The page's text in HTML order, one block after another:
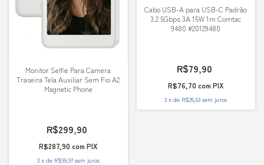
Monitor Selfie Para Camera
Traseira Tela Auxiliar Sem Fio A2
Magnetic Phone
R$299,90
R$287,90 com PIX
3 x de R$99,97 sem juros
Cabo USB-A para USB-C Padrão
3.2 5Gbps 3A 15W 1m Comtac
9480 #20129480
R$79,90
R$76,70 com PIX
3 xde R$26,63 sem juros